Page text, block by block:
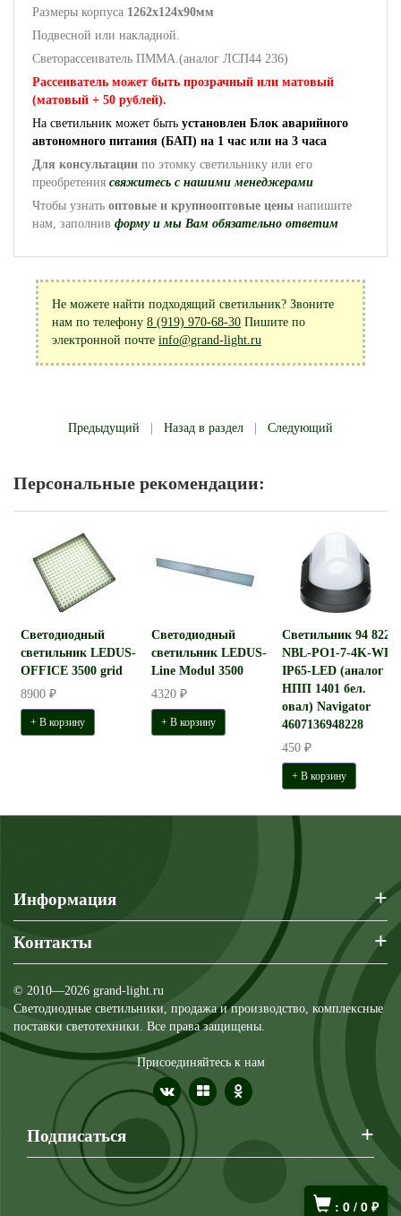
: 0 / 0 ₽
Размеры корпуса 1262x124x90мм
Подвесной или накладной.
Светорассеиватель ПММА.(аналог ЛСП44 236)
Рассеиватель может быть прозрачный или матовый
(матовый + 50 рублей).
На светильник может быть установлен Блок аварийного
автономного питания (БАП) на 1 час или на 3 часа
Для консультации по этомку светильнику или его
преобретения свяжитесь с нашими менеджерами
Чтобы узнать оптовые и крупнооптовые цены напишите
нам, заполнив форму и мы Вам обязательно ответим
Не можете найти подходящий светильник? Звоните
нам по телефону 8 (919) 970-68-30 Пишите по
электронной почте info@grand-light.ru
Предыдущий Назад в раздел Следующий
Персональные рекомендации:
Светодиодный
светильник LEDUS-
OFFICE 3500 grid
8900 ₽
+ В корзину
Светодиодный
светильник LEDUS-
Line Modul 3500
4320 ₽
+ В корзину
Светильник 94 822
NBL-PO1-7-4K-WH-
IP65-LED (аналог
НПП 1401 бел.
овал) Navigator
4607136948228
450 ₽
+ В корзину
Информация +
Контакты +
© 2010—2026 grand-light.ru
Светодиодные светильники, продажа и производство, комплексные
поставки светотехники. Все права защищены.
Присоединяйтесь к нам
Подписаться +